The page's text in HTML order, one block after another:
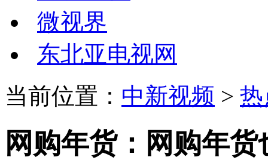
微视界
东北亚电视网
当前位置： 中新视频 >
网购年货：网购年